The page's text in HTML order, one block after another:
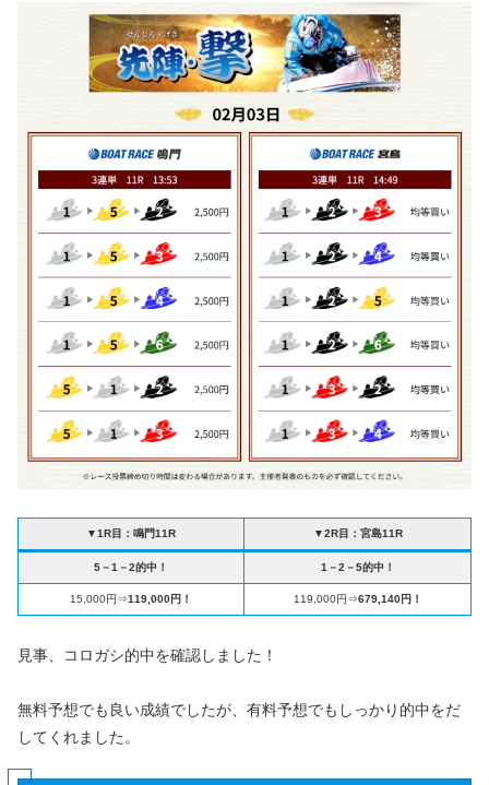
▼1R目：鳴門11R ▼2R目：宮島11R
5 －1 －2的中！ 1－2－5的中！
15,000円⇒119,000円！ 119,000円⇒679,140円！
見事、コロガシ的中を確認しました！
無料予想でも良い成績でしたが、有料予想でもしっかり的中をだ
してくれました。